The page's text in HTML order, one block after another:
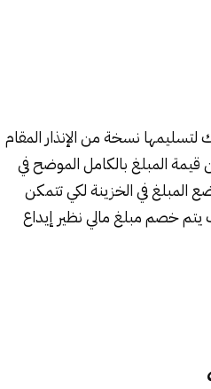
لتسليمها نسخة من الإنذار المقام
المبلغ بالكامل الموضح في
المبلغ في الخزينة لكي تتمكن
يتم خصم مبلغ مالي نظير إيداع